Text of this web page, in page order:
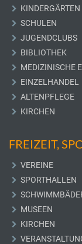
KINDERGÄRTEN
SCHULEN
JUGENDCLUBS
BIBLIOTHEK
MEDIZINISCHE
EINZELHANDEL
ALTENPFLEGE
KIRCHEN
FREIZEIT,
VEREINE
SPORTHALLEN
MUSEEN
KIRCHEN